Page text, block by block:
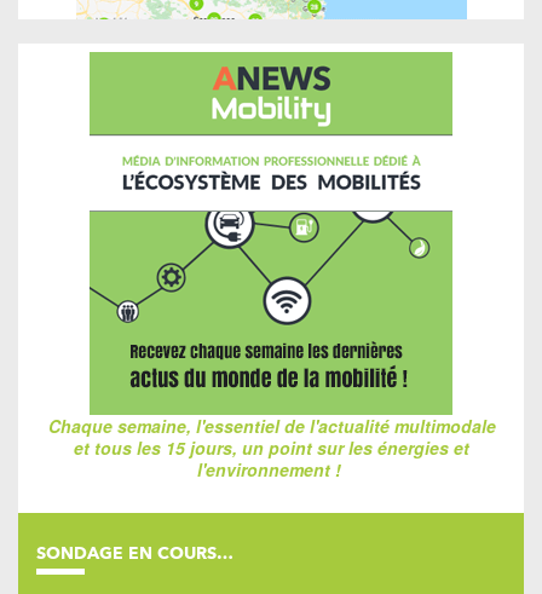
Chaque semaine, l'essentiel de l'actualité multimodale
et tous les 15 jours, un point sur les énergies et
l'environnement !
SONDAGE EN COURS…